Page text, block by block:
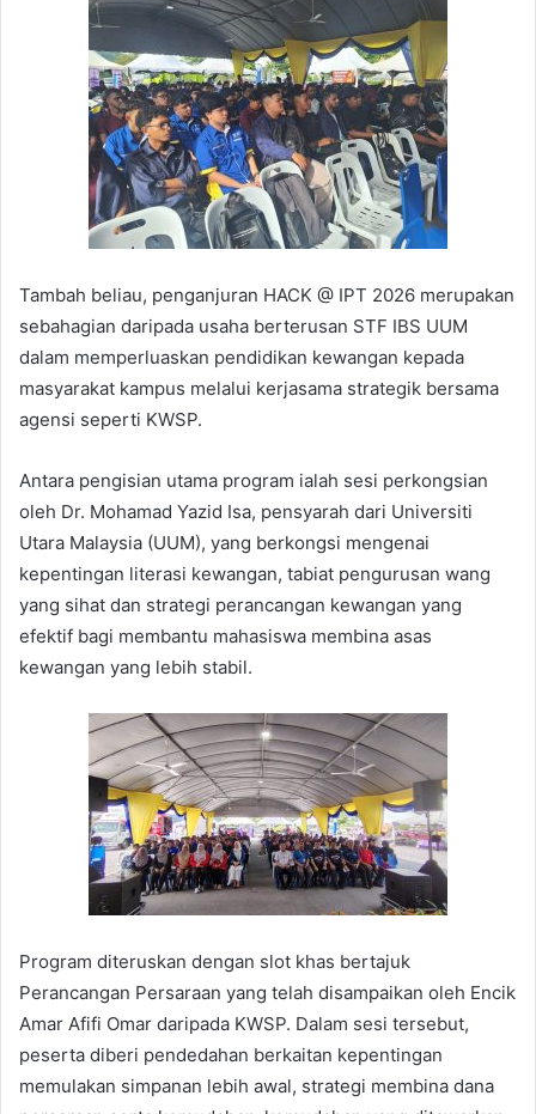
Tambah beliau, penganjuran HACK @ IPT 2026 merupakan
sebahagian daripada usaha berterusan STF IBS UUM
dalam memperluaskan pendidikan kewangan kepada
masyarakat kampus melalui kerjasama strategik bersama
agensi seperti KWSP.
Antara pengisian utama program ialah sesi perkongsian
oleh Dr. Mohamad Yazid Isa, pensyarah dari Universiti
Utara Malaysia (UUM), yang berkongsi mengenai
kepentingan literasi kewangan, tabiat pengurusan wang
yang sihat dan strategi perancangan kewangan yang
efektif bagi membantu mahasiswa membina asas
kewangan yang lebih stabil.
Program diteruskan dengan slot khas bertajuk
Perancangan Persaraan yang telah disampaikan oleh Encik
Amar Afifi Omar daripada KWSP. Dalam sesi tersebut,
peserta diberi pendedahan berkaitan kepentingan
memulakan simpanan lebih awal, strategi membina dana